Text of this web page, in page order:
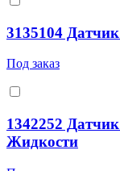
3135104
Под заказ
1342252
Жидкости